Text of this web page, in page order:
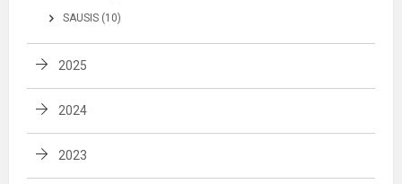
SAUSIS (10)
2025
2024
2023